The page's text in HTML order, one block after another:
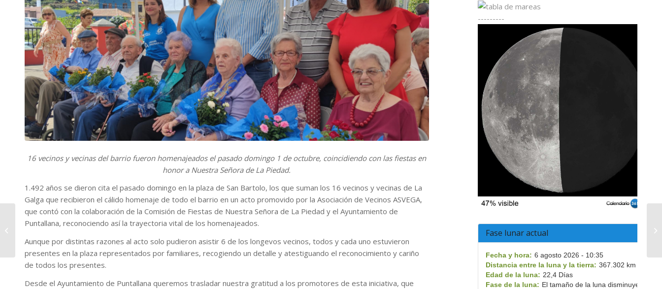
16 vecinos y vecinas del barrio fueron homenajeados el pasado domingo 1 de octubre, coincidiendo con las fiestas en
honor a Nuestra Señora de La Piedad.
1.492 años se dieron cita el pasado domingo en la plaza de San Bartolo, los que suman los 16 vecinos y vecinas de La
Galga que recibieron el cálido homenaje de todo el barrio en un acto promovido por la Asociación de Vecinos ASVEGA,
que contó con la colaboración de la Comisión de Fiestas de Nuestra Señora de La Piedad y el Ayuntamiento de
Puntallana, reconociendo así la trayectoria vital de los homenajeados.
Aunque por distintas razones al acto solo pudieron asistir 6 de los longevos vecinos, todos y cada uno estuvieron
presentes en la plaza representados por familiares, recogiendo un detalle y atestiguando el reconocimiento y cariño
de todos los presentes.
Desde el Ayuntamiento de Puntallana queremos trasladar nuestra gratitud a los promotores de esta iniciativa, que
---------
Fase lunar actual
Fecha y hora: 6 agosto 2026 - 10:35
Distancia entre la luna y la tierra: 367.302 km
Edad de la luna: 22,4 Días
Fase de la luna: El tamaño de la luna disminuye
36 viviendas se
benefician de la
ayudas para
rehabilitació...